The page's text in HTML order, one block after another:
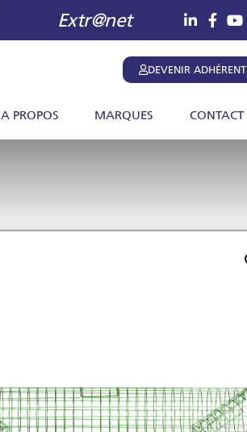
Extr@net
DEVENIR ADHÉRENT
A PROPOS MARQUES CONTACT